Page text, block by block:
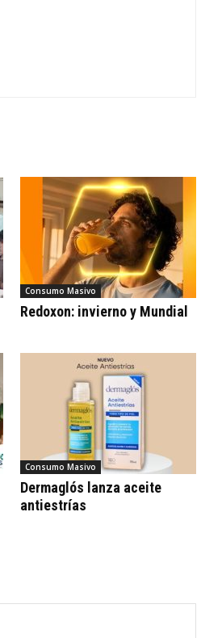
Consumo Masivo
Redoxon: invierno y Mundial
Consumo Masivo
Dermaglós lanza aceite
antiestrías